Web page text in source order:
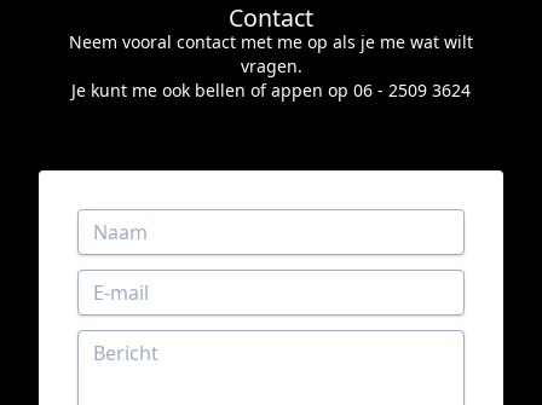
Contact
Neem vooral contact met me op als je me wat wilt
vragen.
Je kunt me ook bellen of appen op 06 - 2509 3624